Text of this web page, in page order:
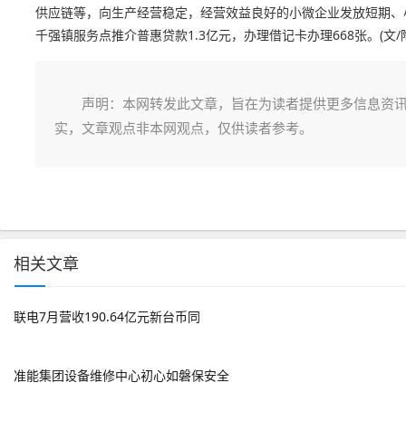
供应链等，向生产经营稳定，经营效益良好的小微企业发放短期
千强镇服务点推介普惠贷款1.3亿元，办理借记卡办理668张。(文/
声明：本网转发此文章，旨在为读者提供更多信息资
实，文章观点非本网观点，仅供读者参考。
相关文章
联电7月营收190.64亿元新台币同
准能集团设备维修中心初心如磐保安全